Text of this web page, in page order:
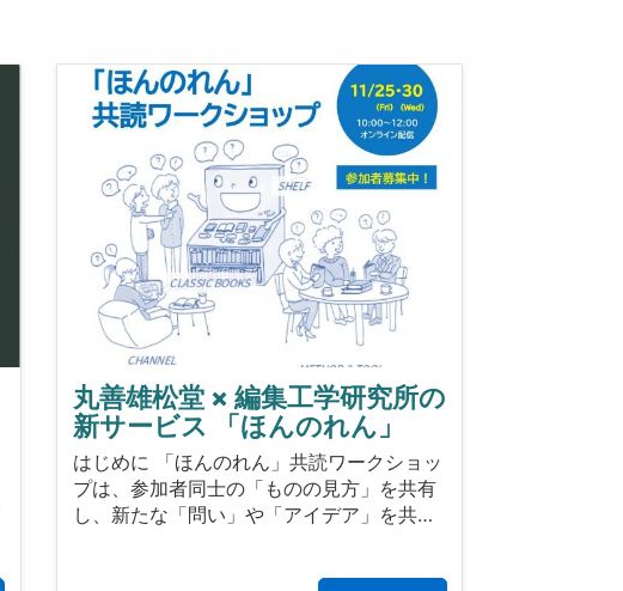
丸善雄松堂 × 編集工学研究所の
新サービス 「ほんのれん」
はじめに 「ほんのれん」共読ワークショッ
プは、参加者同士の「ものの見方」を共有
し、新たな「問い」や「アイデア」を共…